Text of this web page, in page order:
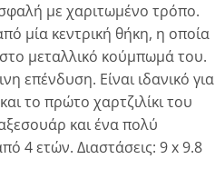
με χαριτωμένο τρόπο.
μία κεντρική θήκη, η οποία
μεταλλικό κούμπωμά του.
επένδυση. Είναι ιδανικό για
το πρώτο χαρτζιλίκι του
και ένα πολύ
4 ετών. Διαστάσεις: 9 x 9.8